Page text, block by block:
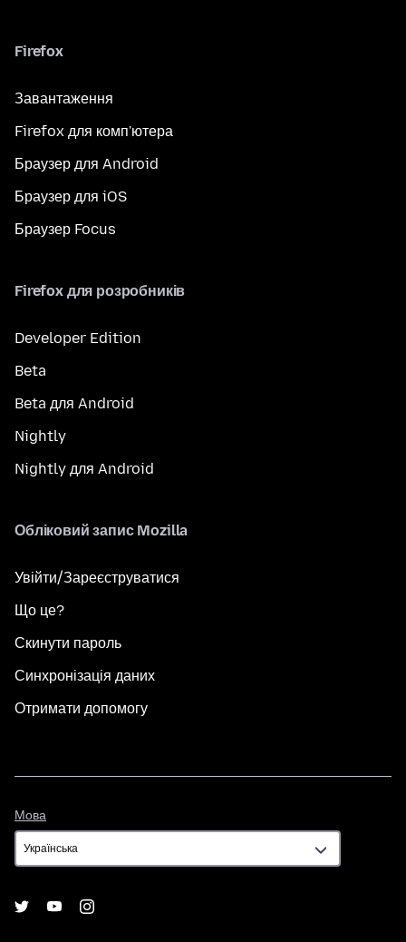
Firefox
Завантаження
Firefox для комп'ютера
Браузер для Android
Браузер для iOS
Браузер Focus
Firefox для розробників
Developer Edition
Beta
Beta для Android
Nightly
Nightly для Android
Обліковий запис Mozilla
Увійти/Зареєструватися
Що це?
Скинути пароль
Синхронізація даних
Отримати допомогу
Мова